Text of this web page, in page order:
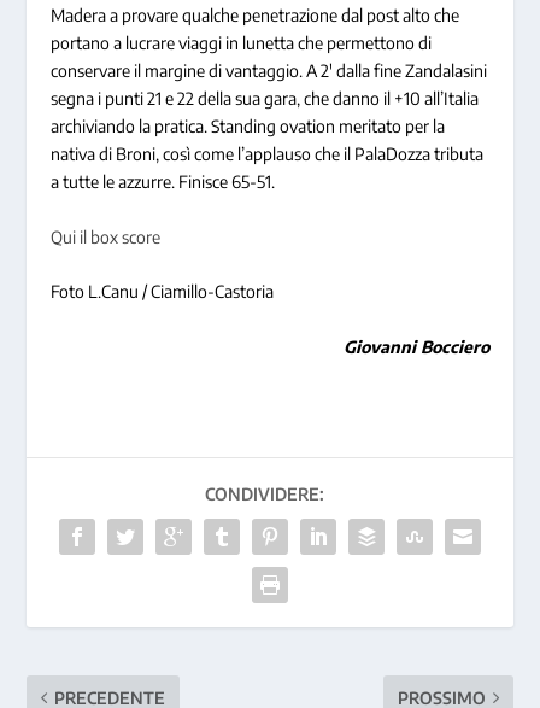
Madera a provare qualche penetrazione dal post alto che
portano a lucrare viaggi in lunetta che permettono di
conservare il margine di vantaggio. A 2′ dalla fine Zandalasini
segna i punti 21 e 22 della sua gara, che danno il +10 all’Italia
archiviando la pratica. Standing ovation meritato per la
nativa di Broni, così come l’applauso che il PalaDozza tributa
a tutte le azzurre. Finisce 65-51.
Qui il box score
Foto L.Canu / Ciamillo-Castoria
Giovanni Bocciero
CONDIVIDERE:
PRECEDENTE PROSSIMO